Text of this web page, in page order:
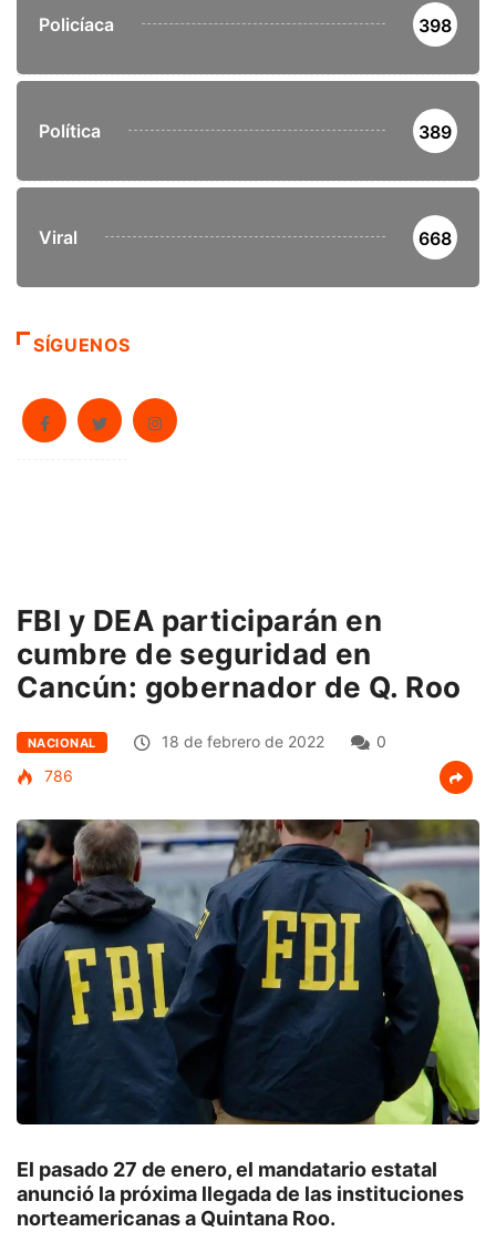
Policíaca 398
Política 389
Viral 668
SÍGUENOS
FBI y DEA participarán en
cumbre de seguridad en
Cancún: gobernador de Q. Roo
NACIONAL 18 de febrero de 2022
0
786
El pasado 27 de enero, el mandatario estatal
anunció la próxima llegada de las instituciones
norteamericanas a Quintana Roo.